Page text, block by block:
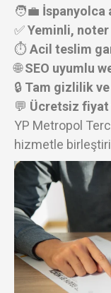
🧑‍💼 İspanyolca
✅Yeminli,
⏱️ Acil teslim
🌐SEO uyumlu
🔒 Tam gizlilik
💬 Ücretsiz fiyat
YP Metropol
hizmetle